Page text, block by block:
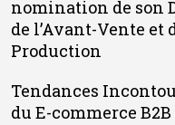
nomination de son
de l’Avant-Vente et
Production
Tendances
du E-commerce B2B